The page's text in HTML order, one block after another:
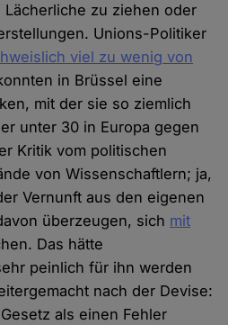
zu ziehen oder
Unions-Politiker
viel zu wenig von
in Brüssel eine
mit der sie so ziemlich
unter 30 in Europa gegen
Kritik vom politischen
von Wissenschaftlern; ja,
Vernunft aus den eigenen
überzeugen, sich mit
Das hätte
peinlich für ihn werden
nach der Devise:
als einen Fehler